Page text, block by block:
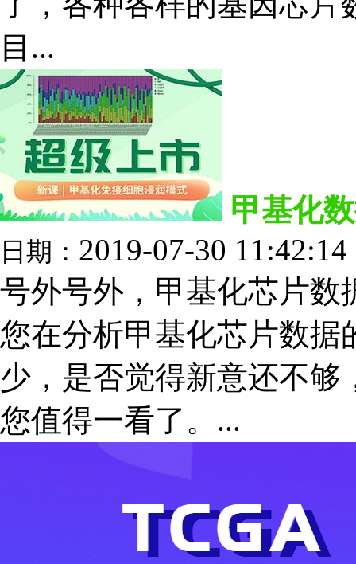
目...
甲基化
日期： 2019-07-30 11:42:14
号外号外，甲基化芯片数
您在分析甲基化芯片数据
少，是否觉得新意还不
您值得一看了。...